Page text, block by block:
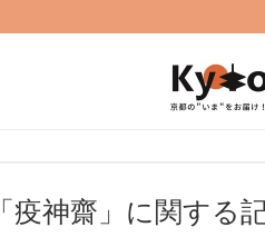
「疫神齋」に関する